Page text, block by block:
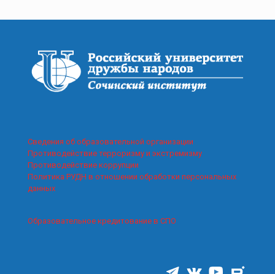
Сведения об образовательной организации
Противодействие терроризму и экстремизму
Противодействие коррупции
Политика РУДН в отношении обработки персональных
данных
Образовательное кредитование в СПО